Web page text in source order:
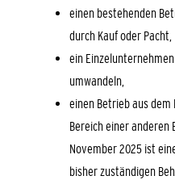
einen bestehenden
durch Kauf oder Pacht,
ein
umwandeln,
einen Betrieb aus dem
Bereich einer anderen
November 2025 ist
bisher zuständigen